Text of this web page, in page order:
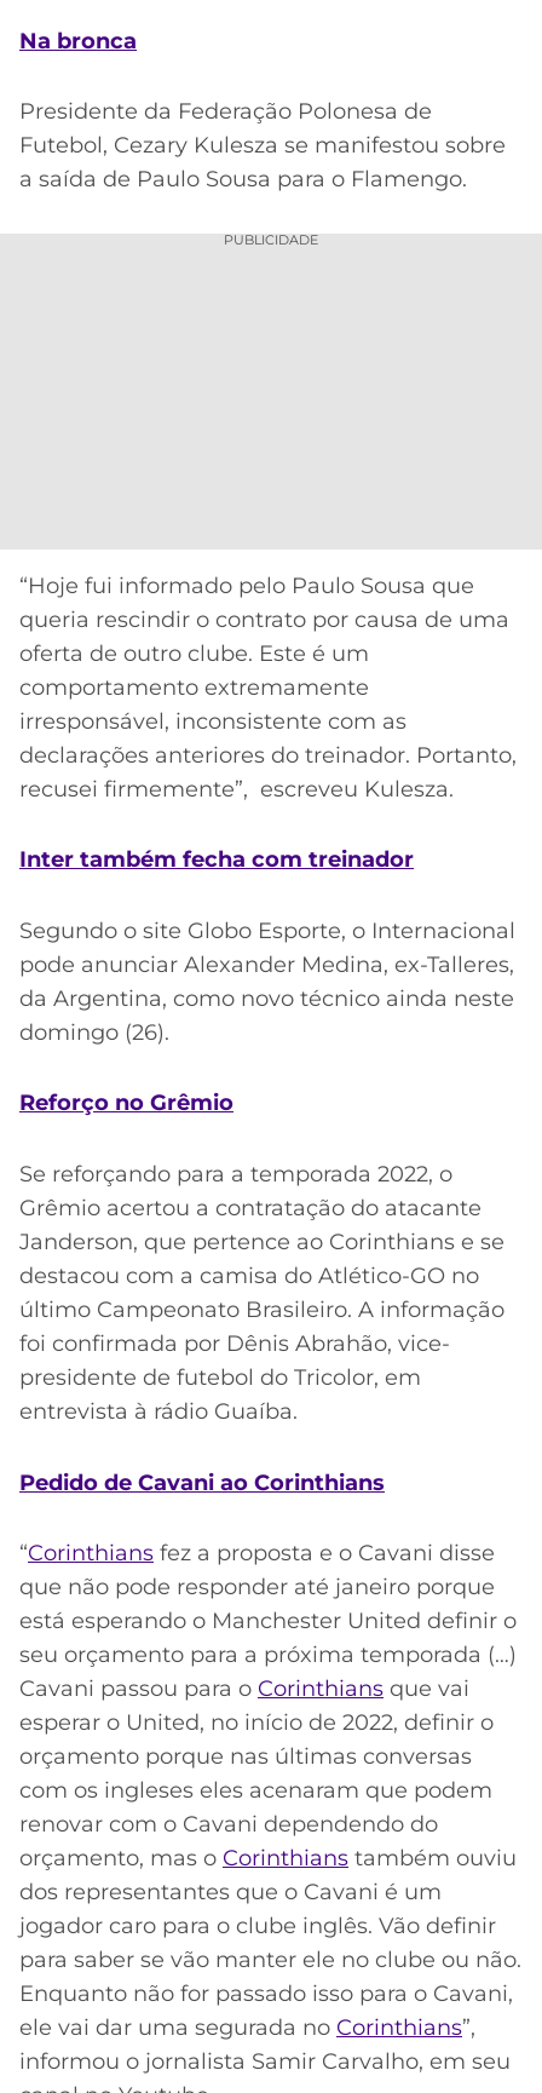
Na bronca
Presidente da Federação Polonesa de
Futebol, Cezary Kulesza se manifestou sobre
a saída de Paulo Sousa para o Flamengo.
PUBLICIDADE
“Hoje fui informado pelo Paulo Sousa que
queria rescindir o contrato por causa de uma
oferta de outro clube. Este é um
comportamento extremamente
irresponsável, inconsistente com as
declarações anteriores do treinador. Portanto,
recusei firmemente”, escreveu Kulesza.
Inter também fecha com treinador
Segundo o site Globo Esporte, o Internacional
pode anunciar Alexander Medina, ex-Talleres,
da Argentina, como novo técnico ainda neste
domingo (26).
Reforço no Grêmio
Se reforçando para a temporada 2022, o
Grêmio acertou a contratação do atacante
Janderson, que pertence ao Corinthians e se
destacou com a camisa do Atlético-GO no
último Campeonato Brasileiro. A informação
foi confirmada por Dênis Abrahão, vice-
presidente de futebol do Tricolor, em
entrevista à rádio Guaíba.
Pedido de Cavani ao Corinthians
“Corinthians fez a proposta e o Cavani disse
que não pode responder até janeiro porque
está esperando o Manchester United definir o
seu orçamento para a próxima temporada (…)
Cavani passou para o Corinthians que vai
esperar o United, no início de 2022, definir o
orçamento porque nas últimas conversas
com os ingleses eles acenaram que podem
renovar com o Cavani dependendo do
orçamento, mas o Corinthians também ouviu
dos representantes que o Cavani é um
jogador caro para o clube inglês. Vão definir
para saber se vão manter ele no clube ou não.
Enquanto não for passado isso para o Cavani,
ele vai dar uma segurada no Corinthians”,
informou o jornalista Samir Carvalho, em seu